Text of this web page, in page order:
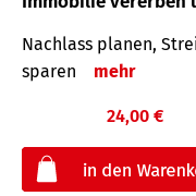
Nachlass planen,
sparen
mehr
24,00 €